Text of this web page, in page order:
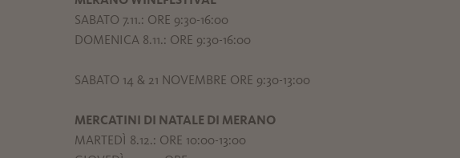
SABATO 7.11.: ORE 9:30-16:00
DOMENICA 8.11.: ORE 9:30-16:00
SABATO 14 & 21 NOVEMBRE ORE 9:30-13:00
MERCATINI DI NATALE DI MERANO
MARTEDÌ 8.12.: ORE 10:00-13:00